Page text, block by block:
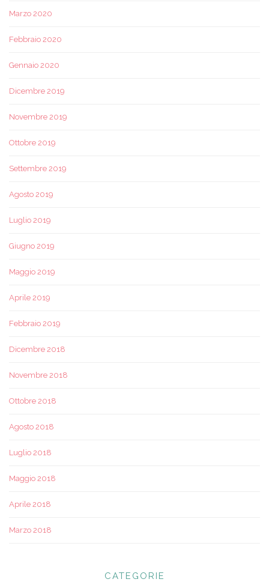
Marzo 2020
Febbraio 2020
Gennaio 2020
Dicembre 2019
Novembre 2019
Ottobre 2019
Settembre 2019
Agosto 2019
Luglio 2019
Giugno 2019
Maggio 2019
Aprile 2019
Febbraio 2019
Dicembre 2018
Novembre 2018
Ottobre 2018
Agosto 2018
Luglio 2018
Maggio 2018
Aprile 2018
Marzo 2018
CATEGORIE